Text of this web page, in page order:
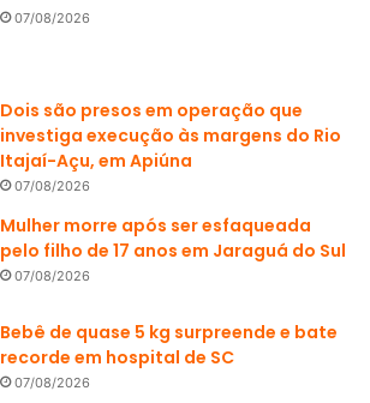
07/08/2026
Dois são presos em operação que
investiga execução às margens do Rio
Itajaí-Açu, em Apiúna
07/08/2026
Mulher morre após ser esfaqueada
pelo filho de 17 anos em Jaraguá do Sul
07/08/2026
Bebê de quase 5 kg surpreende e bate
recorde em hospital de SC
07/08/2026